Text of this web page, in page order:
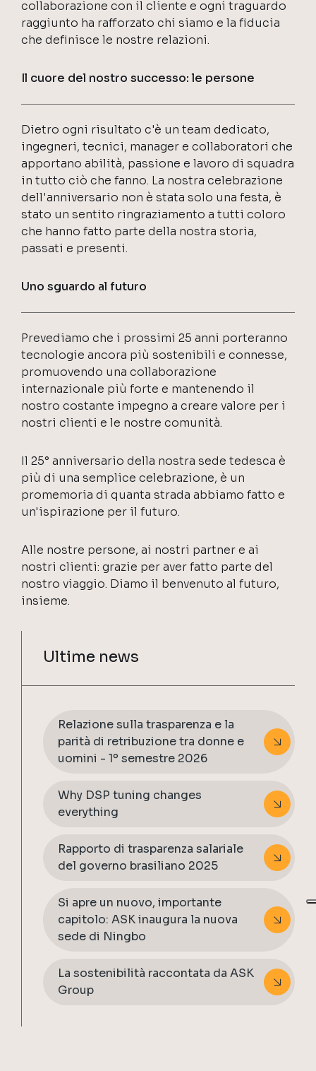
collaborazione con il cliente e ogni traguardo
raggiunto ha rafforzato chi siamo e la fiducia
che definisce le nostre relazioni.
Il cuore del nostro successo: le persone
Dietro ogni risultato c'è un team dedicato,
ingegneri, tecnici, manager e collaboratori che
apportano abilità, passione e lavoro di squadra
in tutto ciò che fanno. La nostra celebrazione
dell'anniversario non è stata solo una festa, è
stato un sentito ringraziamento a tutti coloro
che hanno fatto parte della nostra storia,
passati e presenti.
Uno sguardo al futuro
Prevediamo che i prossimi 25 anni porteranno
tecnologie ancora più sostenibili e connesse,
promuovendo una collaborazione
internazionale più forte e mantenendo il
nostro costante impegno a creare valore per i
nostri clienti e le nostre comunità.
Il 25° anniversario della nostra sede tedesca è
più di una semplice celebrazione, è un
promemoria di quanta strada abbiamo fatto e
un'ispirazione per il futuro.
Alle nostre persone, ai nostri partner e ai
nostri clienti: grazie per aver fatto parte del
nostro viaggio. Diamo il benvenuto al futuro,
insieme.
Ultime news
Relazione sulla trasparenza e la
parità di retribuzione tra donne e
uomini - 1º semestre 2026
Why DSP tuning changes
everything
Rapporto di trasparenza salariale
del governo brasiliano 2025
Si apre un nuovo, importante
capitolo: ASK inaugura la nuova
sede di Ningbo
La sostenibilità raccontata da ASK
Group